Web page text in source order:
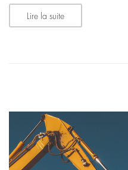
Lire la suite